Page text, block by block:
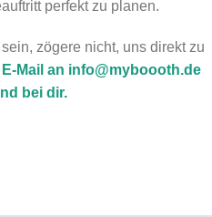
perfekt zu planen.
zögere nicht, uns direkt zu
Mail an info@myboooth.de
bei dir.